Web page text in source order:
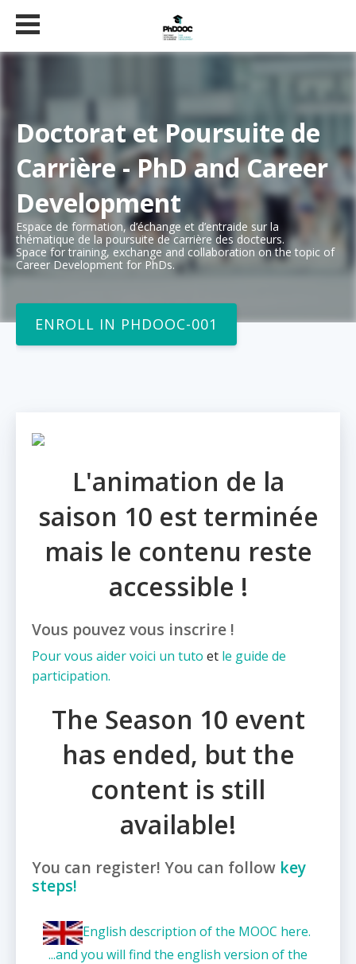
Doctorat et Poursuite de
Carrière - PhD and Career
Development
Espace de formation, d’échange et d’entraide sur la
thématique de la poursuite de carrière des docteurs.
Space for training, exchange and collaboration on the topic of
Career Development for PhDs.
ENROLL IN PHDOOC-001
L'animation de la
saison 10 est terminée
mais le contenu reste
accessible !
Vous pouvez vous inscrire !
Pour vous aider voici un tuto et le guide de
participation.
The Season 10 event
has ended, but the
content is still
available!
You can register! You can follow key
steps!
English description of the MOOC here.
...and you will find the english version of the